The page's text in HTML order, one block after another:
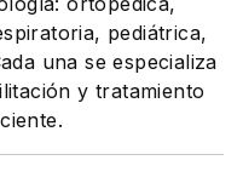
pediátrica,
una se especializa
y tratamiento